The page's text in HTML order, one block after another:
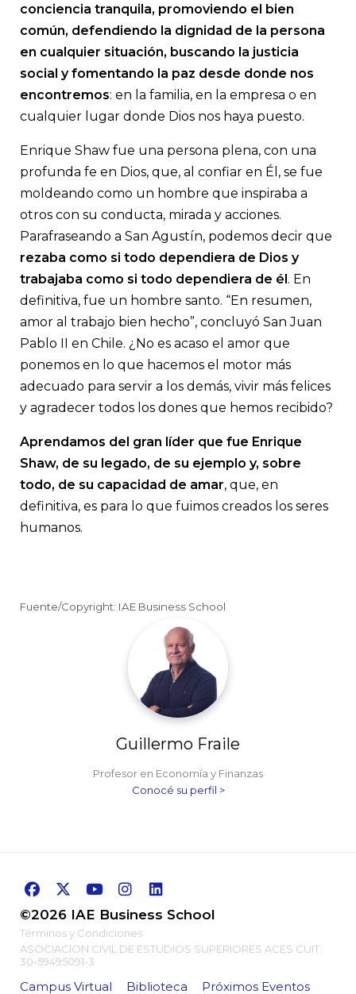
Guillermo Fraile
Profesor en Economía y Finanzas
Conocé su perfil >
conciencia tranquila, promoviendo el bien
común, defendiendo la dignidad de la persona
en cualquier situación, buscando la justicia
social y fomentando la paz desde donde nos
encontremos: en la familia, en la empresa o en
cualquier lugar donde Dios nos haya puesto.
Enrique Shaw fue una persona plena, con una
profunda fe en Dios, que, al confiar en Él, se fue
moldeando como un hombre que inspiraba a
otros con su conducta, mirada y acciones.
Parafraseando a San Agustín, podemos decir que
rezaba como si todo dependiera de Dios y
trabajaba como si todo dependiera de él. En
definitiva, fue un hombre santo. “En resumen,
amor al trabajo bien hecho”, concluyó San Juan
Pablo II en Chile. ¿No es acaso el amor que
ponemos en lo que hacemos el motor más
adecuado para servir a los demás, vivir más felices
y agradecer todos los dones que hemos recibido?
Aprendamos del gran líder que fue Enrique
Shaw, de su legado, de su ejemplo y, sobre
todo, de su capacidad de amar, que, en
definitiva, es para lo que fuimos creados los seres
humanos.
Fuente/Copyright: IAE Business School
©2026 IAE Business School
Términos y Condiciones
ASOCIACION CIVIL DE ESTUDIOS SUPERIORES ACES CUIT:
30-59495091-3
Campus Virtual Biblioteca Próximos Eventos